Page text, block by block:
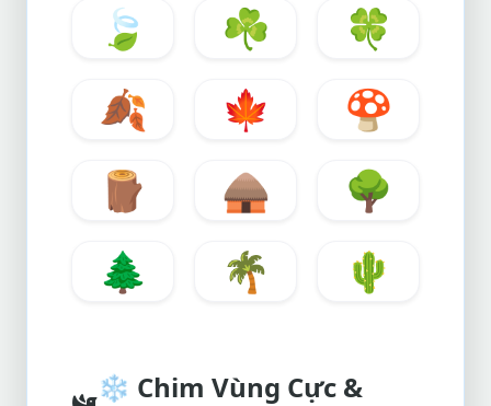
🍃
☘️
🍀
🍂
🍁
🍄
🪵
🛖
🌳
🌲
🌴 🌵
❄️ Chim Vùng Cực &